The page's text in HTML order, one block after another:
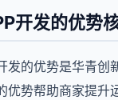
开发的优势
发的优势是华青创
优势帮助商家提升